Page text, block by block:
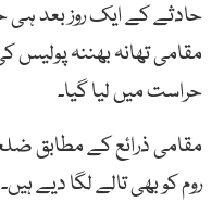
حادثے کے ایک روز بعد ہی
مقامی تھانہ بھننہ
حراست میں لیا گیا۔
مقامی ذرائع کے مطابق
روم کو بھی تالے لگا دیے